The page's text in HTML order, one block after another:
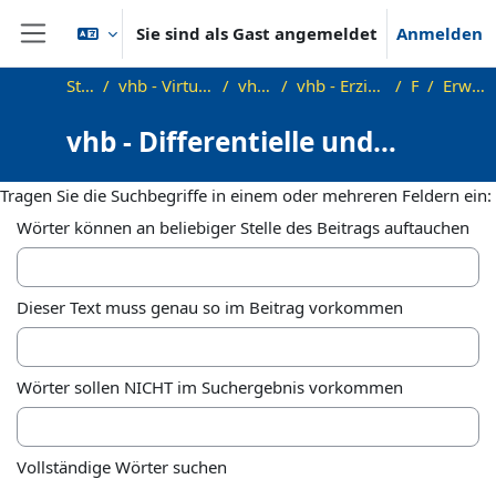
Zum Hauptinhalt
Website-Übersicht
Sie sind als Gast angemeldet Anmelden
Startseite vhb - Virtuelle Hochschule Bayern vhb - Lehramt vhb - Erziehungswissenschaften Foren Erweiterte Suche
vhb - Differentielle und
Persönlichkeitspsychologie im
Kontext der Schule - Demo
Tragen Sie die Suchbegriffe in einem oder mehreren Feldern ein:
Wörter können an beliebiger Stelle des Beitrags auftauchen
Dieser Text muss genau so im Beitrag vorkommen
Wörter sollen NICHT im Suchergebnis vorkommen
Vollständige Wörter suchen